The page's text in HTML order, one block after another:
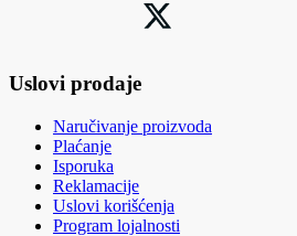
Uslovi prodaje
Naručivanje proizvoda
Plaćanje
Isporuka
Reklamacije
Uslovi korišćenja
Program lojalnosti